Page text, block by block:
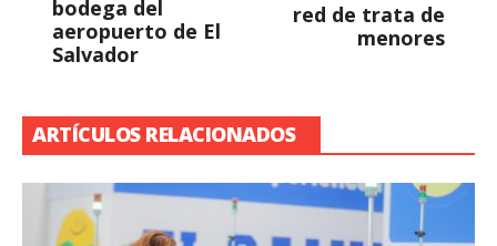
bodega del
aeropuerto de El
Salvador
red de trata de
menores
ARTÍCULOS RELACIONADOS